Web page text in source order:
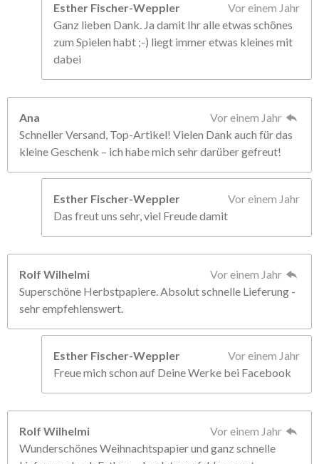
Esther Fischer-Weppler
Vor einem Jahr
Ganz lieben Dank. Ja damit Ihr alle etwas schönes
zum Spielen habt ;-) liegt immer etwas kleines mit
dabei
Ana
Vor einem Jahr
Schneller Versand, Top-Artikel! Vielen Dank auch für das
kleine Geschenk – ich habe mich sehr darüber gefreut!
Esther Fischer-Weppler
Vor einem Jahr
Das freut uns sehr, viel Freude damit
Rolf Wilhelmi
Vor einem Jahr
Superschöne Herbstpapiere. Absolut schnelle Lieferung -
sehr empfehlenswert.
Esther Fischer-Weppler
Vor einem Jahr
Freue mich schon auf Deine Werke bei Facebook
Rolf Wilhelmi
Vor einem Jahr
Wunderschönes Weihnachtspapier und ganz schnelle